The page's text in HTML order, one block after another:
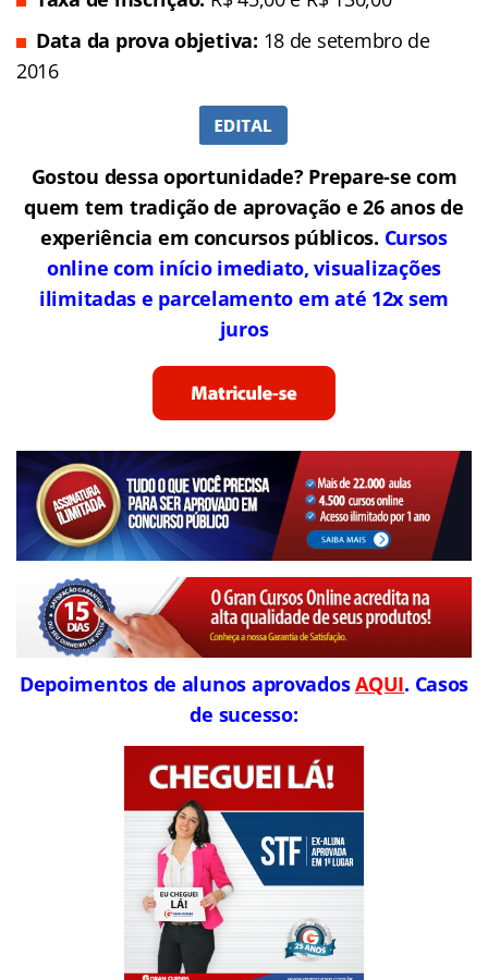
Data da prova objetiva: 18 de setembro de
2016
Gostou dessa oportunidade? Prepare-se com
quem tem tradição de aprovação e 26 anos de
experiência em concursos públicos. Cursos
online com início imediato, visualizações
ilimitadas e parcelamento em até 12x sem
juros
Depoimentos de alunos aprovadosAQUI. Casos
de sucesso: